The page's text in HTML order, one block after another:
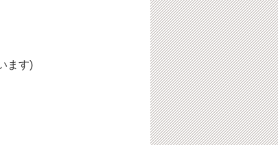
ます)